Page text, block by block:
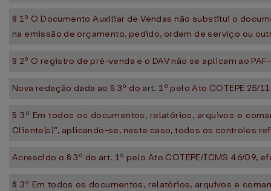
§ 1º O Documento Auxiliar de Vendas não substitui o
na emissão de orçamento, pedido, ordem de serviço ou
§ 2º O registro de pré-venda e o DAV não se aplicam ao
Nova redação dada ao § 3º do art. 1º pelo Ato COTEPE 25/
§ 3º Em todos os documentos, relatórios, arquivos e
Cliente(s)”, aplicando-se, neste caso, todos os controles
Acrescido o § 3º do art. 1º pelo Ato COTEPE/ICMS 46/09,
§ 3º Em todos os documentos, relatórios, arquivos e